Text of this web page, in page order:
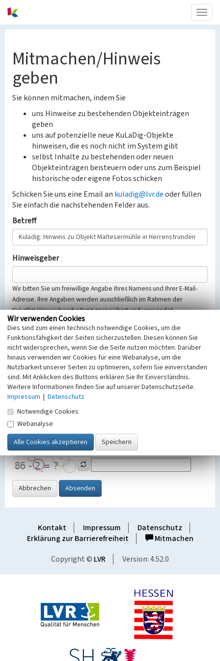
Mitmachen/Hinweis
geben
Sie können mitmachen, indem Sie
uns Hinweise zu bestehenden Objekteinträgen
geben
uns auf potenzielle neue KuLaDig-Objekte
hinweisen, die es noch nicht im System gibt
selbst Inhalte zu bestehenden oder neuen
Objekteinträgen beisteuern oder uns zum Beispiel
historische oder eigene Fotos schicken
Schicken Sie uns eine Email an kuladig@lvr.deoder füllen
Sie einfach die nachstehenden Felder aus.
Betreff
Hinweisgeber
Wir bitten Sie um freiwillige Angabe Ihres Namens und Ihrer E-Mail-
Adresse. Ihre Angaben werden ausschließlich im Rahmen der
KuLaDig-Hinweisbearbeitung gespeichert und verwendet.
Selbstverständlich werden diese entsprechend der Vorschriften des
Telemediengesetzes, des Datenschutzgesetzes NRW und der seit
dem 25.05.2018 gültigen Europäischen Datenschutzgrundverordnung
(EU-DSGVO) vertraulich behandelt, beachten Sie bitte unsere
Hinweise zumDatenschutz
Nachricht
SicherheitsabfrageTragen Sie unten das Rechenergebnis aus der
Grafik ein
Abbrechen Absenden
Kontakt Impressum
Datenschutz
Erklärung zur Barrierefreiheit
Mitmachen
Copyright © LVR Version: 4.52.0
Wir verwenden Cookies
Dies sind zum einen technisch notwendige Cookies, um die
Funktionsfähigkeit der Seiten sicherzustellen. Diesen können Sie
nicht widersprechen, wenn Sie die Seite nutzen möchten. Darüber
hinaus verwenden wir Cookies für eine Webanalyse, um die
Nutzbarkeit unserer Seiten zu optimieren, sofern Sie einverstanden
sind. Mit Anklicken des Buttons erklären Sie Ihr Einverständnis.
Weitere Informationen finden Sie auf unserer Datenschutzseite.
Impressum | Datenschutz
Notwendige Cookies
Webanalyse